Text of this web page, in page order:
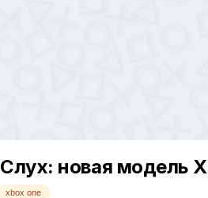
Слух: новая модель
xbox one